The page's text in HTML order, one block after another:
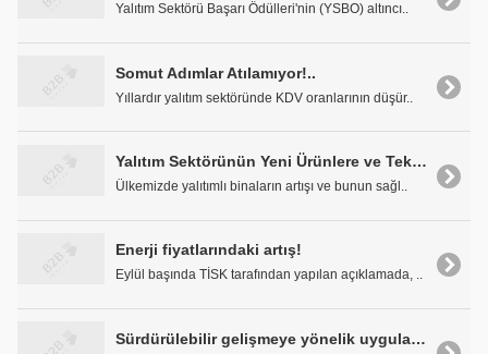
Yalıtım Sektörü Başarı Ödülleri'nin (YSBO) altıncı..
Somut Adımlar Atılamıyor!..
Yıllardır yalıtım sektöründe KDV oranlarının düşür..
Yalıtım Sektörünün Yeni Ürünlere ve Teknolojilere Gereksinimi Var
Ülkemizde yalıtımlı binaların artışı ve bunun sağl..
Enerji fiyatlarındaki artış!
Eylül başında TİSK tarafından yapılan açıklamada, ..
Sürdürülebilir gelişmeye yönelik uygulamalar hayata geçirilmeli